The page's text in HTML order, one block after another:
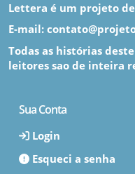
Lettera é um projeto
E-mail:
Todas as histórias
leitores sao de inteira
Sua Conta
Login
Esqueci a senha